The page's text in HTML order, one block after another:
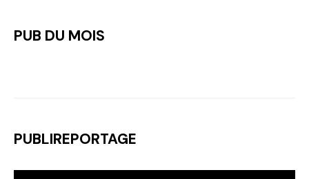
PUB DU MOIS
PUBLIREPORTAGE